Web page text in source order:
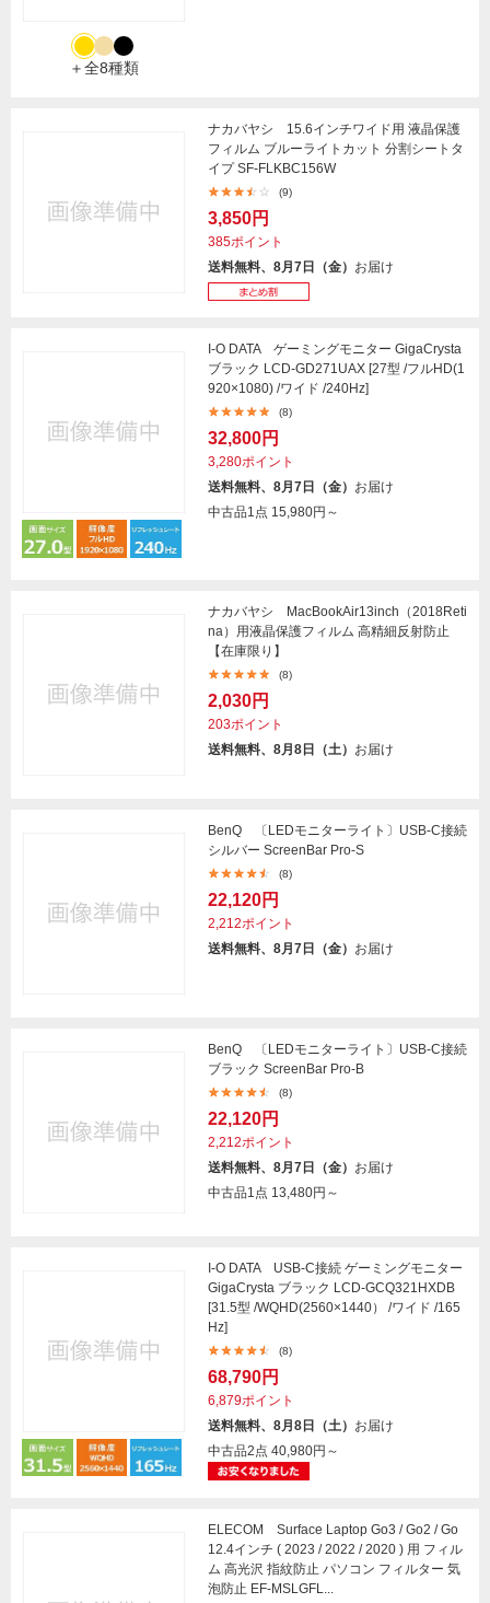
＋全8種類
ナカバヤシ 15.6インチワイド用 液晶保護
フィルム ブルーライトカット 分割シートタ
イプ SF-FLKBC156W
(9)
3,850円
385ポイント
送料無料、8月7日（金） お届け
I-O DATA ゲーミングモニター GigaCrysta
ブラック LCD-GD271UAX [27型 /フルHD(1
920×1080) /ワイド /240Hz]
(8)
32,800円
3,280ポイント
送料無料、8月7日（金） お届け
中古品1点 15,980円～
ナカバヤシ MacBookAir13inch（2018Reti
na）用液晶保護フィルム 高精細反射防止
【在庫限り】
(8)
2,030円
203ポイント
送料無料、8月8日（土） お届け
BenQ 〔LEDモニターライト〕USB-C接続
シルバー ScreenBar Pro-S
(8)
22,120円
2,212ポイント
送料無料、8月7日（金） お届け
BenQ 〔LEDモニターライト〕USB-C接続
ブラック ScreenBar Pro-B
(8)
22,120円
2,212ポイント
送料無料、8月7日（金） お届け
中古品1点 13,480円～
I-O DATA USB-C接続 ゲーミングモニター
GigaCrysta ブラック LCD-GCQ321HXDB
[31.5型 /WQHD(2560×1440） /ワイド /165
Hz]
(8)
68,790円
6,879ポイント
送料無料、8月8日（土） お届け
中古品2点 40,980円～
ELECOM Surface Laptop Go3 / Go2 / Go
12.4インチ ( 2023 / 2022 / 2020 ) 用 フィル
ム 高光沢 指紋防止 パソコン フィルター 気
泡防止 EF-MSLGFL...